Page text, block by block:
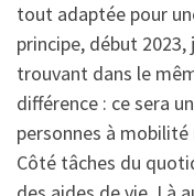
tout adaptée pour
principe, début 2023,
trouvant dans le
différence : ce sera
personnes à
Côté tâches du